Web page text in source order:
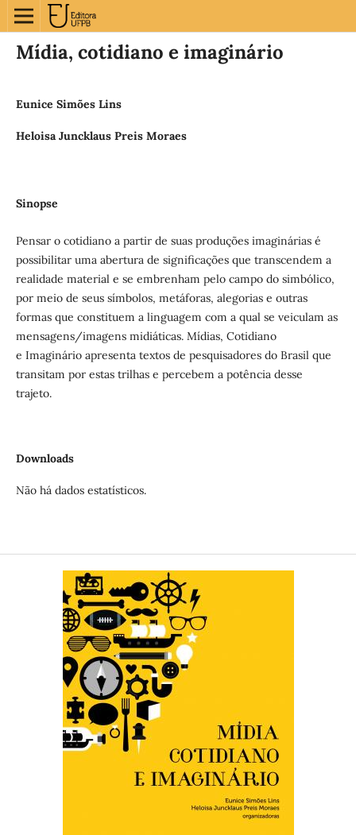
Mídia, cotidiano e imaginário
Eunice Simões Lins
Heloisa Juncklaus Preis Moraes
Sinopse
Pensar o cotidiano a partir de suas produções imaginárias é
possibilitar uma abertura de significações que transcendem a
realidade material e se embrenham pelo campo do simbólico,
por meio de seus símbolos, metáforas, alegorias e outras
formas que constituem a linguagem com a qual se veiculam as
mensagens/imagens midiáticas. Mídias, Cotidiano
e Imaginário apresenta textos de pesquisadores do Brasil que
transitam por estas trilhas e percebem a potência desse
trajeto.
Downloads
Não há dados estatísticos.